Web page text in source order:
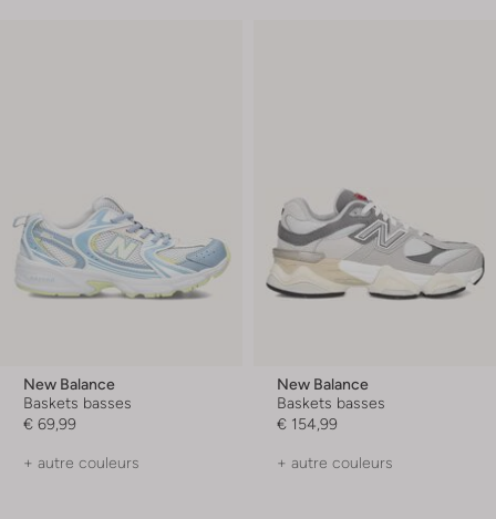
New Balance
Baskets basses
€ 69,99
+ autre couleurs
New Balance
Baskets basses
€ 154,99
+ autre couleurs